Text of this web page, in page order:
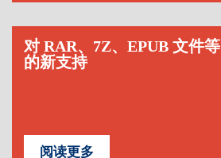
对 RAR、7Z、EPUB 文件等
的新支持
阅读更多